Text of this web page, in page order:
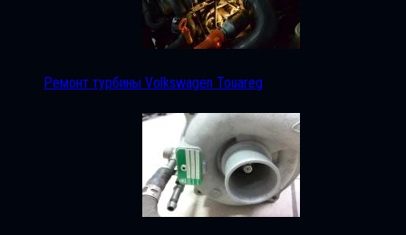
Ремонт турбины Volkswagen Touareg